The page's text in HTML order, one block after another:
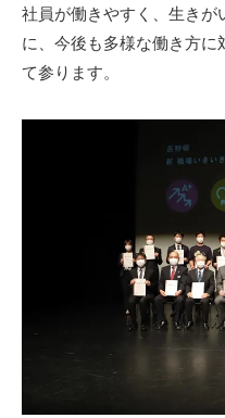
社員が働きやすく、生きが
に、今後も多様な働き方に
て参ります。